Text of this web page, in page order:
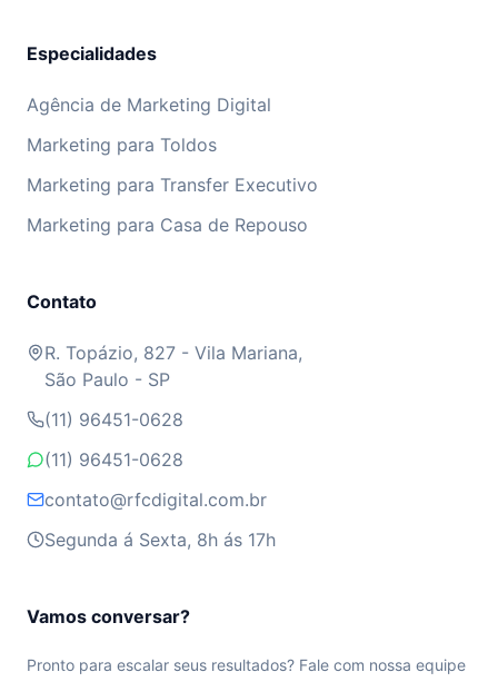
Especialidades
Agência de Marketing Digital
Marketing para Toldos
Marketing para Transfer Executivo
Marketing para Casa de Repouso
Contato
R. Topázio, 827 - Vila Mariana,
São Paulo - SP
(11) 96451-0628
(11) 96451-0628
contato@rfcdigital.com.br
Segunda á Sexta, 8h ás 17h
Vamos conversar?
Pronto para escalar seus resultados? Fale com nossa equipe